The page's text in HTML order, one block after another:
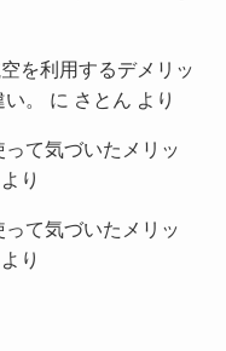
を利用するデメリッ
。
に さとん より
て気づいたメリッ
より
て気づいたメリッ
より